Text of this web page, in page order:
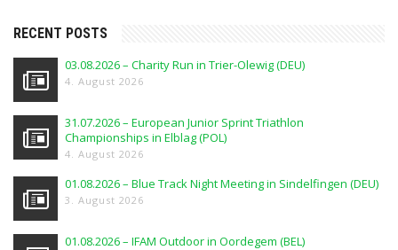
RECENT POSTS
03.08.2026 – Charity Run in Trier-Olewig (DEU)
4. August 2026
31.07.2026 – European Junior Sprint Triathlon
Championships in Elblag (POL)
4. August 2026
01.08.2026 – Blue Track Night Meeting in Sindelfingen (DEU)
3. August 2026
01.08.2026 – IFAM Outdoor in Oordegem (BEL)